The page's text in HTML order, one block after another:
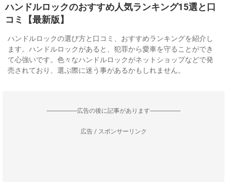
ハンドルロックのおすすめ人気ランキング15選と口
コミ【最新版】
ハンドルロックの選び方と口コミ、おすすめランキングを紹介し
ます。ハンドルロックがあると、犯罪から愛車を守ることができ
て心強いです。色々なハンドルロックがネットショップなどで発
売されており、選ぶ際に迷う事があるかもしれません。
--------------------広告の後に記事があります--------------------
広告 / スポンサーリンク